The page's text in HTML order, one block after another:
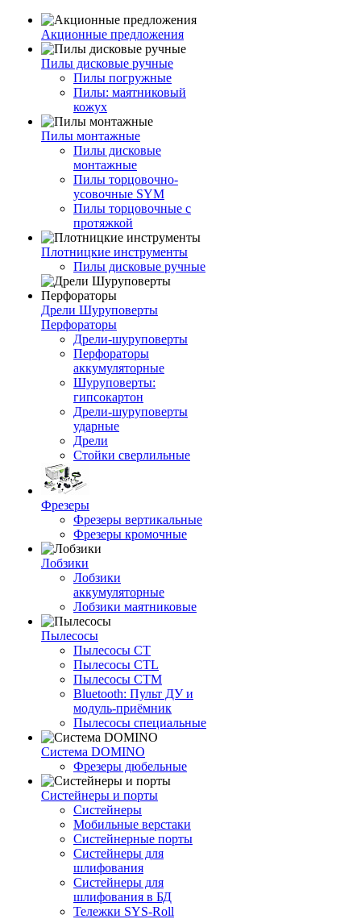
Акционные предложения
Пилы дисковые ручные
Пилы погружные
Пилы: маятниковый
кожух
Пилы монтажные
Пилы дисковые
монтажные
Пилы торцовочно-
усовочные SYM
Пилы торцовочные с
протяжкой
Плотницкие инструменты
Пилы дисковые ручные
Дрели Шуруповерты
Перфораторы
Дрели-шуруповерты
Перфораторы
аккумуляторные
Шуруповерты:
гипсокартон
Дрели-шуруповерты
ударные
Дрели
Стойки сверлильные
Фрезеры
Фрезеры вертикальные
Фрезеры кромочные
Лобзики
Лобзики
аккумуляторные
Лобзики маятниковые
Пылесосы
Пылесосы CT
Пылесосы CTL
Пылесосы CTM
Bluetooth: Пульт ДУ и
модуль-приёмник
Пылесосы специальные
Система DOMINO
Фрезеры дюбельные
Систейнеры и порты
Систейнеры
Мобильные верстаки
Систейнерные порты
Систейнеры для
шлифования
Систейнеры для
шлифования в БД
Тележки SYS-Roll